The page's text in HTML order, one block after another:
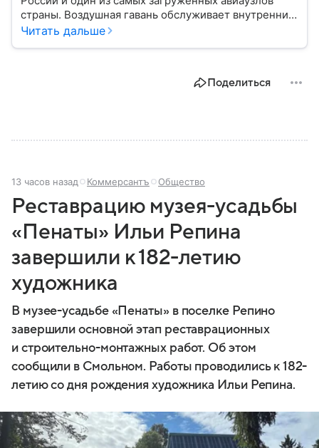
страны. Воздушная гавань обслуживает внутренние
и международные рейсы, связывая Санкт-
Читать дальше
Поделиться
13 часов назад Коммерсантъ Общество
Реставрацию музея-усадьбы
«Пенаты» Ильи Репина
завершили к 182-летию
художника
В музее-усадьбе «Пенаты» в поселке Репино
завершили основной этап реставрационных
и строительно-монтажных работ. Об этом
сообщили в Смольном. Работы проводились к 182-
летию со дня рождения художника Ильи Репина.